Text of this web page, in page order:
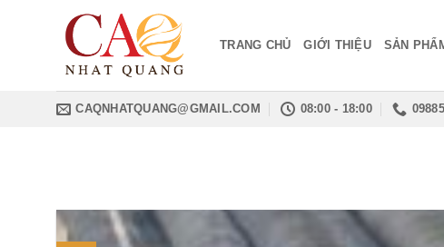
TRANG CHỦ GIỚI THIỆU SẢN
CAQNHATQUANG@GMAIL.COM 08:00 - 18:00